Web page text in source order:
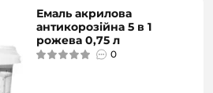
Емаль акрилова
антикорозійна 5 в 1
рожева 0,75 л
0